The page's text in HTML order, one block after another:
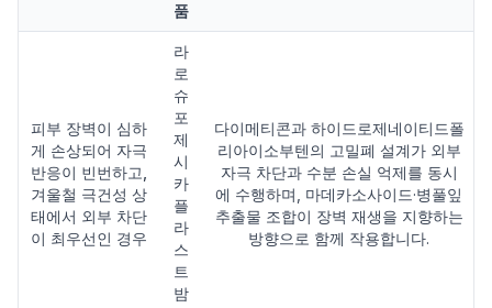
품
피부 장벽이 심하
게 손상되어 자극
반응이 빈번하고,
겨울철 극건성 상
태에서 외부 차단
이 최우선인 경우
라
로
슈
포
제
시
카
플
라
스
트
밤
다이메티콘과 하이드로제네이티드폴
리아이소부텐의 고밀폐 설계가 외부
자극 차단과 수분 손실 억제를 동시
에 수행하며, 마데카소사이드·병풀잎
추출물 조합이 장벽 재생을 지향하는
방향으로 함께 작용합니다.